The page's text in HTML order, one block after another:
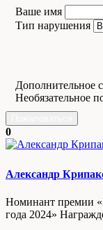
Ваше имя
Тип нарушения
Дополнительное
Необязательное
0
Александр
Номинант премии
года 2024»